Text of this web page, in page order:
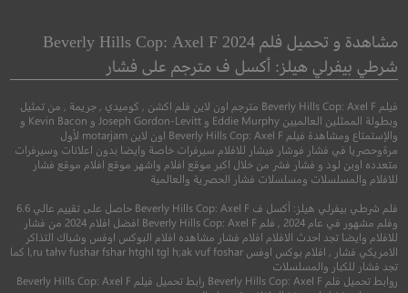
فوكس لوكس
6.2
هوبيت: رحلة غير
مغامرة●فنتاسيا
مشاهدة و تحميل فلم Beverly Hills Cop: Axel F 2024
شرطي بيفرلي هيلز: أكسل ف مترجم على فشار
فيلم Beverly Hills Cop: Axel F مترجم اون لاين فلم اكشن , كوميدي , جريمة , من تمثيل
وبطولة الممثلين العالميين Eddie Murphy و Joseph Gordon-Levitt و Kevin Bacon و
والإستمتاع ومشاهدة فيلم Beverly Hills Cop: Axel F اون لاين motarjam لأول
مرةوحصريا في فشار فوشار فيشار للافلام سيرفرات خاصة وايضا بدون اعلانات وسيرفرات
متعدده اوبن لود و فشار فشر من خلال اكبر موقع افلام واشهر موقع افلام موقع فشار
للافلام والمسلسلات ومسلسلات فشار الحصرية والعالمية
فلم شرطي بيفرلي هيلز: أكسل ف Beverly Hills Cop: Axel F حاصل على تقييم عالي 6.6
وفلم مشهور في عام 2024 , فلم Beverly Hills Cop: Axel F افضل افلام 2024 من فشار
للافلام وايضا تجد احدث الافلام افلام فشار مشاهده افلام البوكس اوفس وشباك التذاكر
الامريكي فشار , افلام بوكس اوفس l,ru tahv fushar fshar htghl tgl h;ak vuf foshar كما
تجد فشار للكبار والمسلسلات
روابط تحميل فلم Beverly Hills Cop: Axel F رابط تحميل فيلم Beverly Hills Cop: Axel F